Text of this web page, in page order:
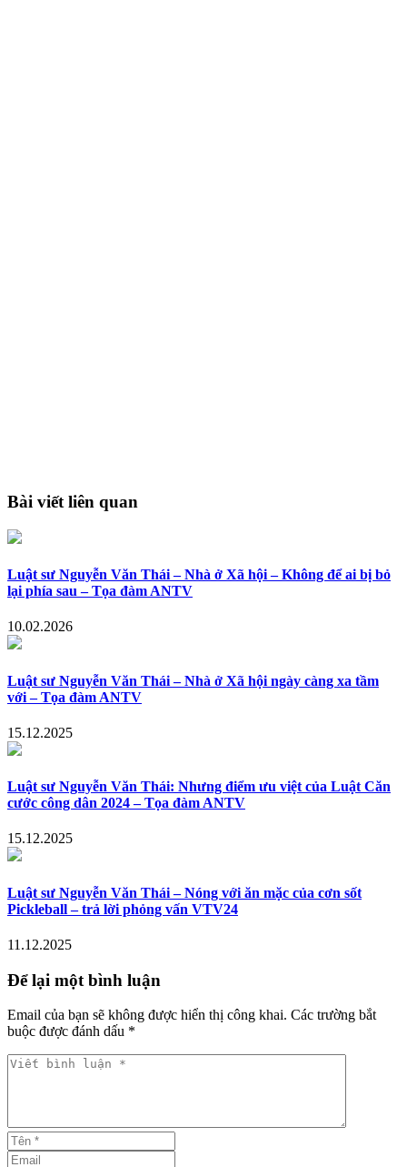
Bài viết liên quan
Luật sư Nguyễn Văn Thái – Nhà ở Xã hội – Không để ai bị bỏ
lại phía sau – Tọa đàm ANTV
10.02.2026
Luật sư Nguyễn Văn Thái – Nhà ở Xã hội ngày càng xa tầm
với – Tọa đàm ANTV
15.12.2025
Luật sư Nguyễn Văn Thái: Nhưng điểm ưu việt của Luật Căn
cước công dân 2024 – Tọa đàm ANTV
15.12.2025
Luật sư Nguyễn Văn Thái – Nóng với ăn mặc của cơn sốt
Pickleball – trả lời phỏng vấn VTV24
11.12.2025
Để lại một bình luận
Email của bạn sẽ không được hiển thị công khai. Các trường bắt
buộc được đánh dấu *
Viết bình luận *
Tên *
Email